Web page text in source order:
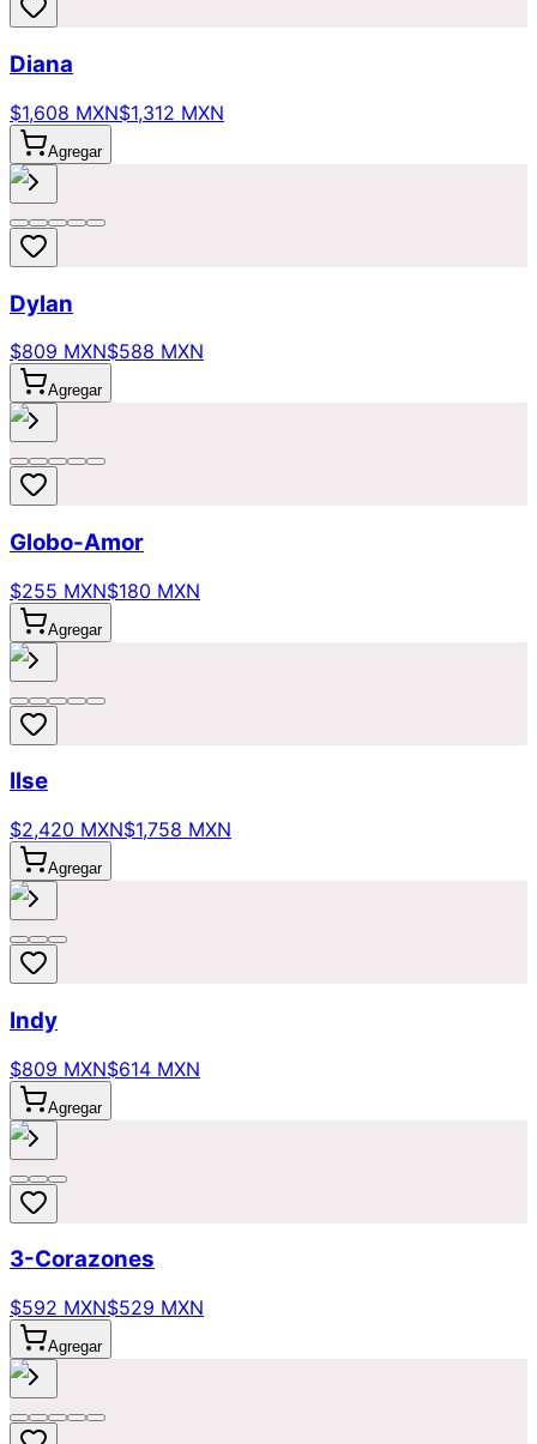
Diana
$1,608 MXN$1,312 MXN
Agregar
Dylan
$809 MXN$588 MXN
Agregar
Globo-Amor
$255 MXN$180 MXN
Agregar
Ilse
$2,420 MXN$1,758 MXN
Agregar
Indy
$809 MXN$614 MXN
Agregar
3-Corazones
$592 MXN$529 MXN
Agregar